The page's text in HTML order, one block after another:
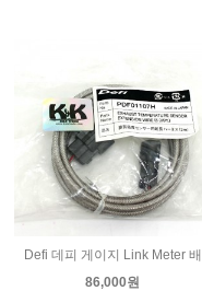
Defi 데피 게이지 Link Meter 배
86,000원